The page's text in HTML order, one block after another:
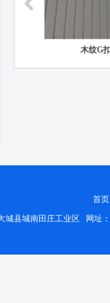
木纹G
首页
城县城南田庄工业区 网址